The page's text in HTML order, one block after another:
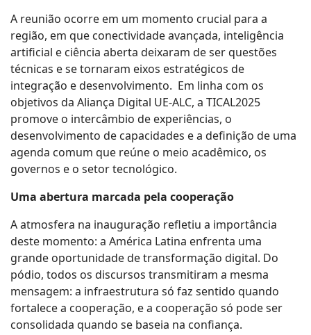
A reunião ocorre em um momento crucial para a
região, em que conectividade avançada, inteligência
artificial e ciência aberta deixaram de ser questões
técnicas e se tornaram eixos estratégicos de
integração e desenvolvimento. Em linha com os
objetivos da Aliança Digital UE-ALC, a TICAL2025
promove o intercâmbio de experiências, o
desenvolvimento de capacidades e a definição de uma
agenda comum que reúne o meio acadêmico, os
governos e o setor tecnológico.
Uma abertura marcada pela cooperação
A atmosfera na inauguração refletiu a importância
deste momento: a América Latina enfrenta uma
grande oportunidade de transformação digital. Do
pódio, todos os discursos transmitiram a mesma
mensagem: a infraestrutura só faz sentido quando
fortalece a cooperação, e a cooperação só pode ser
consolidada quando se baseia na confiança.